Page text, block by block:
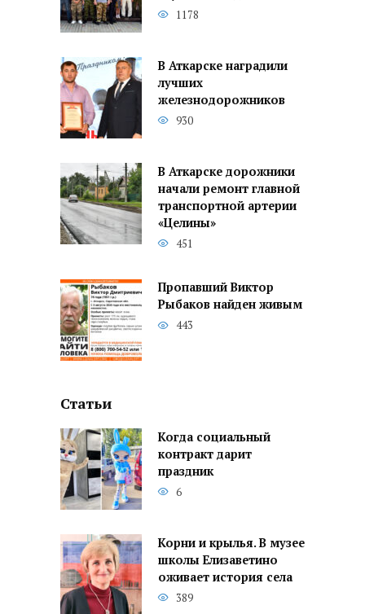
1178
В Аткарске наградили
лучших
железнодорожников
930
В Аткарске дорожники
начали ремонт главной
транспортной артерии
«Целины»
451
Пропавший Виктор
Рыбаков найден живым
443
Статьи
Когда социальный
контракт дарит
праздник
6
Корни и крылья. В музее
школы Елизаветино
оживает история села
389